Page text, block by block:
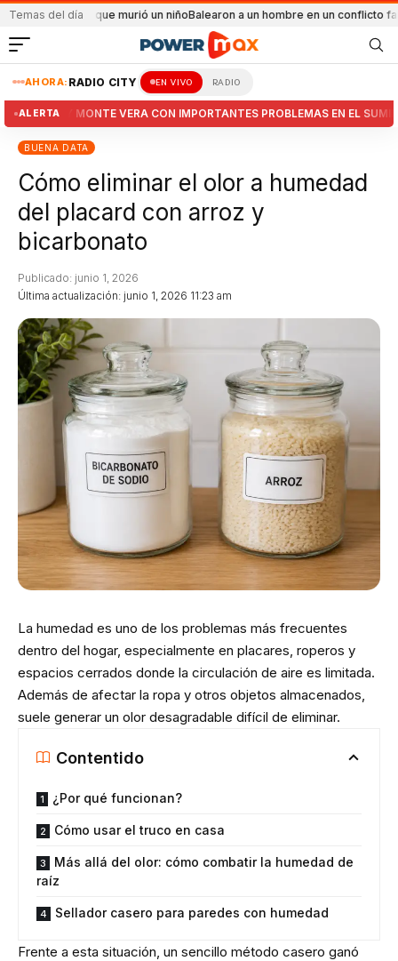
Temas del día
murió un niño Balearon a un hombre en un conflicto familiarMás del
AHORA: RADIO CITY EN VIVO RADIO
ALERTA
Y MONTE VERA CON IMPORTANTES PROBLEMAS EN EL SUMINISTRO
BUENA DATA
Cómo eliminar el olor a humedad
del placard con arroz y
bicarbonato
Última actualización: junio 1, 2026 11:23 am
Publicado: junio 1, 2026
La humedad es uno de los problemas más frecuentes
dentro del hogar, especialmente en placares, roperos y
espacios cerrados donde la circulación de aire es limitada.
Además de afectar la ropa y otros objetos almacenados,
suele generar un olor desagradable difícil de eliminar.
Contentido
¿Por qué funcionan?
Cómo usar el truco en casa
Más allá del olor: cómo combatir la humedad de
raíz
Sellador casero para paredes con humedad
Frente a esta situación, un sencillo método casero ganó